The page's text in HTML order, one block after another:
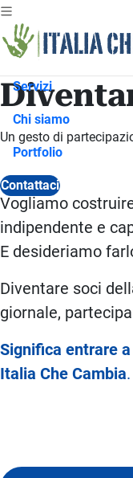
Servizi
Chi siamo
Portfolio
Contattaci
Un gesto di
Vogliamo
indipendente e
E desideriamo
Diventare soci
giornale,
Significa entrare
Italia Che Cambia.